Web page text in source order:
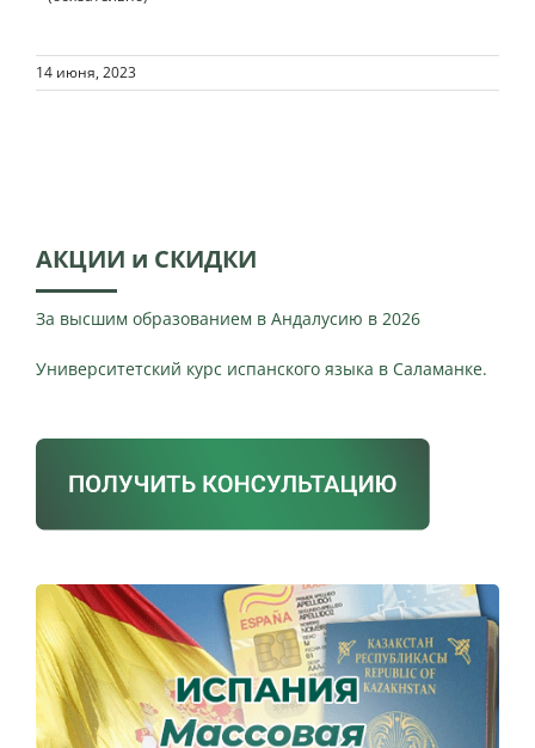
14 июня, 2023
АКЦИИ и СКИДКИ
За высшим образованием в Андалусию в 2026
Университетский курс испанского языка в Саламанке.